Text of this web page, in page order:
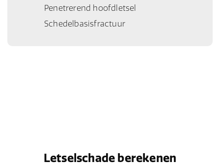
Penetrerend hoofdletsel
Schedelbasisfractuur
Letselschade berekenen